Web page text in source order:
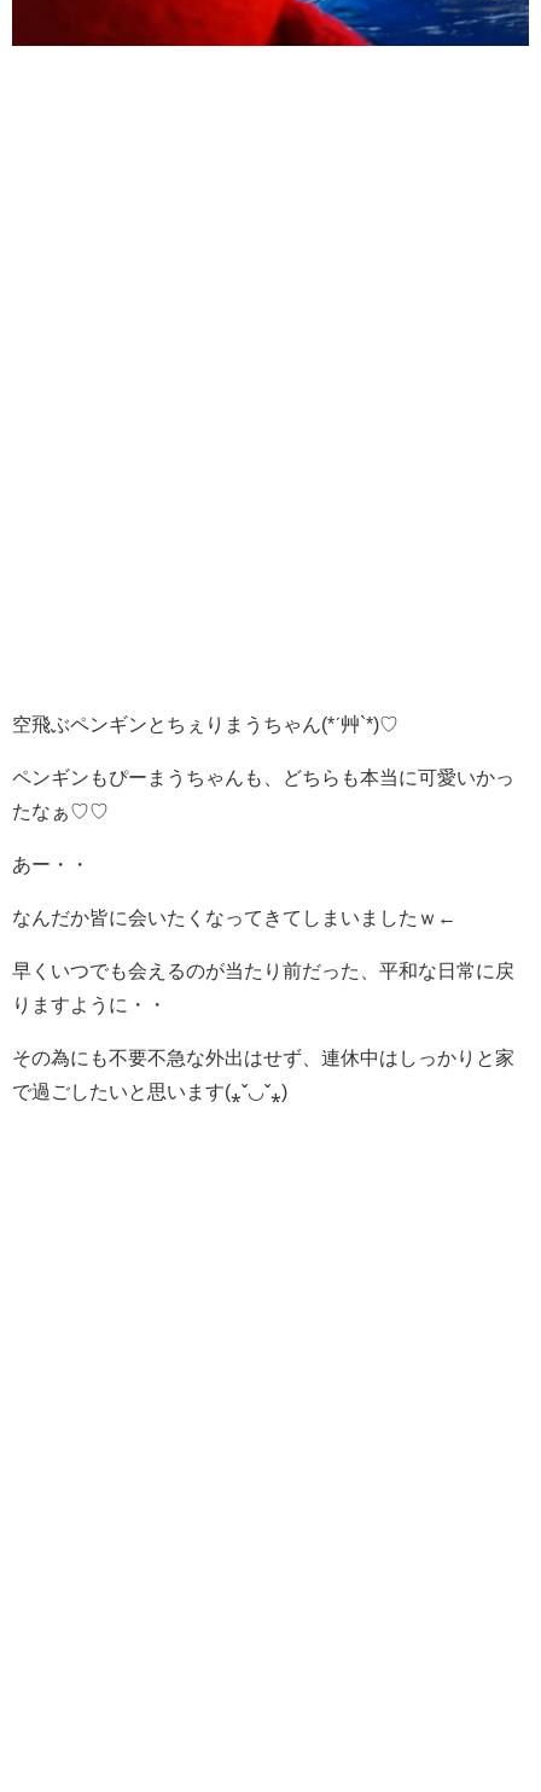
空飛ぶペンギンとちぇりまうちゃん(*ˊ艸`*)♡
ペンギンもぴーまうちゃんも、どちらも本当に可愛いかっ
たなぁ♡♡
あー・・
なんだか皆に会いたくなってきてしまいましたｗ←
早くいつでも会えるのが当たり前だった、平和な日常に戻
りますように・・
その為にも不要不急な外出はせず、連休中はしっかりと家
で過ごしたいと思います(⁎ˇ◡ˇ⁎)